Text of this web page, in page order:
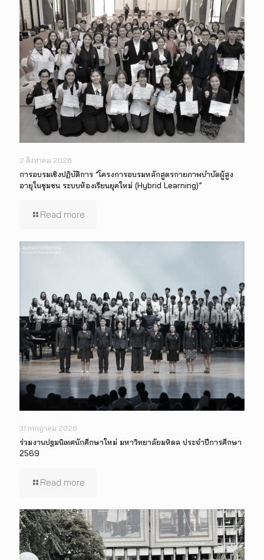
2 สิงหาคม 2026
การอบรมเชิงปฏิบัติการ “โครงการอบรมหลักสูตรกายภาพบำบัดผู้สูง
อายุในชุมชน ระบบห้องเรียนยุคใหม่ (Hybrid Learning)”
Read more
31 กรกฎาคม 2026
ร่วมงานปฐมนิเทศนักศึกษาใหม่ มหาวิทยาลัยมหิดล ประจำปีการศึกษา
2569
Read more